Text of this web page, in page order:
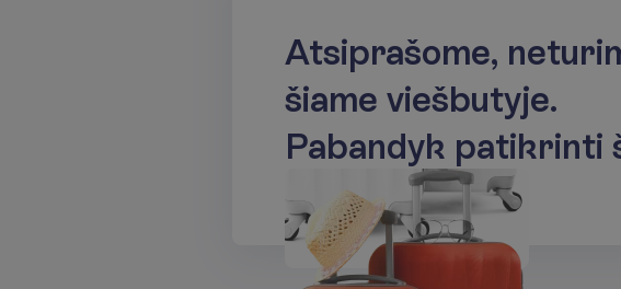
Atsiprašome, neturi
šiame viešbutyje.
Pabandyk patikrinti